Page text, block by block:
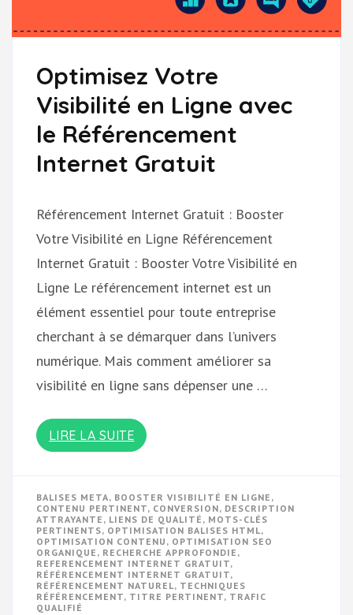
Optimisez Votre
Visibilité en Ligne avec
le Référencement
Internet Gratuit
Référencement Internet Gratuit : Booster
Votre Visibilité en Ligne Référencement
Internet Gratuit : Booster Votre Visibilité en
Ligne Le référencement internet est un
élément essentiel pour toute entreprise
cherchant à se démarquer dans l’univers
numérique. Mais comment améliorer sa
visibilité en ligne sans dépenser une …
LIRE LA SUITE
BALISES META, BOOSTER VISIBILITÉ EN LIGNE ,
CONTENU PERTINENT, CONVERSION, DESCRIPTION
ATTRAYANTE , LIENS DE QUALITÉ , MOTS-CLÉS
PERTINENTS, OPTIMISATION BALISES HTML,
OPTIMISATION CONTENU , OPTIMISATION SEO
ORGANIQUE , RECHERCHE APPROFONDIE ,
REFERENCEMENT INTERNET GRATUIT,
RÉFÉRENCEMENT INTERNET GRATUIT,
RÉFÉRENCEMENT NATUREL, TECHNIQUES
RÉFÉRENCEMENT, TITRE PERTINENT, TRAFIC
QUALIFIÉ